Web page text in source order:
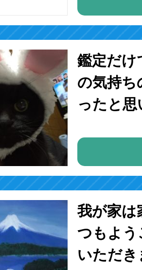
鑑定だけ
の気持ち
ったと
我が家は
つもよう
いただき